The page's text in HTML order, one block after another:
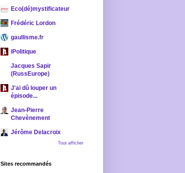
Eco(dé)mystificateur
Frédéric Lordon
gaullisme.fr
iPolitique
Jacques Sapir
(RussEurope)
J'ai dû louper un
épisode...
Jean-Pierre
Chevènement
Jérôme Delacroix
Tout afficher
Sites recommandés